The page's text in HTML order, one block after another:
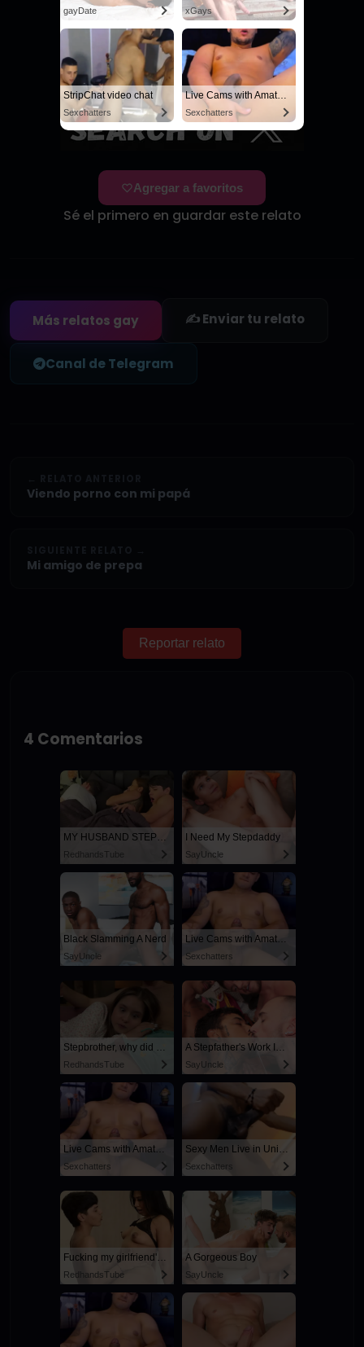
Agregar a favoritos
Sé el primero en guardar este relato
Más relatos gay ✍️ Enviar tu relato
Canal de Telegram
Viendo porno con mi papá
Mi amigo de prepa
Reportar relato
4 Comentarios
MY HUSBAND STEPSON MISTAKENLY GIVES ME IN THE ASS
RedhandsTube
I Need My Stepdaddy
SayUncle
Black Slamming A Nerd
SayUncle
Live Cams with Amateur Men
Sexchatters
Stepbrother, why did you show me your dick? Now I want to fuck you with my wet pussy
RedhandsTube
A Stepfather's Work Is Never Done
SayUncle
Live Cams with Amateur Men
Sexchatters
Sexy Men Live in United States
Sexchatters
Fucking my girlfriend's hot mommy by mistake
RedhandsTube
A Gorgeous Boy
SayUncle
gayDate xGays
StripChat video chat
Sexchatters
Live Cams with Amateur Men
Sexchatters